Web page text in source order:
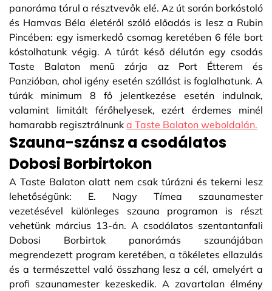
panoráma tárul a résztvevők elé. Az út során borkóstoló
és Hamvas Béla életéről szóló előadás is lesz a Rubin
Pincében: egy ismerkedő csomag keretében 6 féle bort
kóstolhatunk végig. A túrát késő délután egy csodás
Taste Balaton menü zárja az Port Étterem és
Panzióban, ahol igény esetén szállást is foglalhatunk. A
túrák minimum 8 fő jelentkezése esetén indulnak,
valamint limitált férőhelyesek, ezért érdemes minél
hamarabb regisztrálnunk a Taste Balaton weboldalán.
Szauna-szánsz a csodálatos
Dobosi Borbirtokon
A Taste Balaton alatt nem csak túrázni és tekerni lesz
lehetőségünk: E. Nagy Tímea szaunamester
vezetésével különleges szauna programon is részt
vehetünk március 13-án. A csodálatos szentantanfali
Dobosi Borbirtok panorámás szaunájában
megrendezett program keretében, a tökéletes ellazulás
és a természettel való összhang lesz a cél, amelyért a
profi szaunamester kezeskedik. A zavartalan élmény